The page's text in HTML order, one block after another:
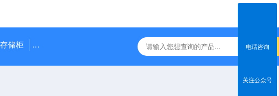
储柜 TSF-DS800净气型通风柜 TSF-DS800FW净气型通风柜（全视窗
电话咨询
关注公众号